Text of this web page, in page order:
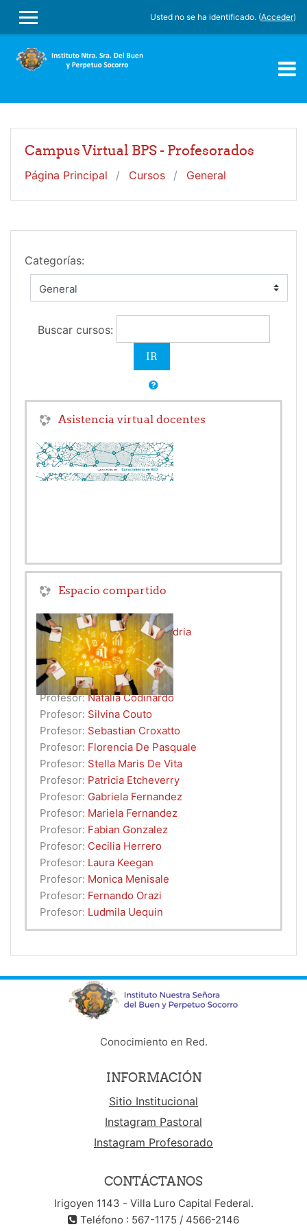
PANEL LATERAL
Usted no se ha identificado. (Acceder)
Campus Virtual BPS - Profesorados
Página Principal Cursos General
Categorías:
Buscar cursos:
Asistencia virtual docentes
Espacio compartido
Profesor:María Graciela Andria
Profesor:Martin Berbery
Profesor:Andrea Bolis
Profesor:Valeria Capizzano
Profesor:Natalia Codinardo
Profesor: Silvina Couto
Profesor: Sebastian Croxatto
Profesor: Florencia De Pasquale
Profesor: Stella Maris De Vita
Profesor: Patricia Etcheverry
Profesor: Gabriela Fernandez
Profesor: Mariela Fernandez
Profesor: Fabian Gonzalez
Profesor: Cecilia Herrero
Profesor: Laura Keegan
Profesor: Monica Menisale
Profesor: Fernando Orazi
Profesor: Ludmila Uequin
Conocimiento en Red.
INFORMACIÓN
Sitio Institucional
Instagram Pastoral
Instagram Profesorado
CONTÁCTANOS
Irigoyen 1143 - Villa Luro Capital Federal.
Teléfono : 567-1175 / 4566-2146